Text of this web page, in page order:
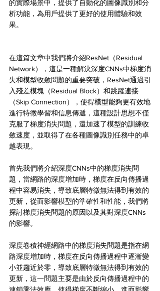
的實際場景中，提供了自動化的圖像識別和分
析功能，為用戶提供了更好的使用體驗和效
果。
在這篇文章中我們將介紹ResNet（Residual
Network），這是一種解決深度CNNs中梯度消
失和模型收斂問題的重要突破，ResNet通過引
入殘差模塊（Residual Block）和跳躍連接
（Skip Connection），使得模型能夠更有效地
進行特徵學習和信息傳遞，這種設計思想不僅
克服了梯度消失問題，還加速了模型的訓練收
斂速度，並取得了在各種圖像識別任務中的卓
越表現。
首先我們將介紹深度CNNs中的梯度消失問
題，當網路的深度增加時，梯度在反向傳播過
程中容易消失，導致底層特徵無法得到有效的
更新，從而影響模型的準確性和性能，我們將
探討梯度消失問題的原因以及其對深度CNNs
的影響。
深度卷積神經網路中的梯度消失問題是指在網
路深度增加時，梯度在反向傳播過程中逐漸變
小並趨近於零，導致底層特徵無法得到有效的
更新，這一問題主要是由於反向傳播過程中的